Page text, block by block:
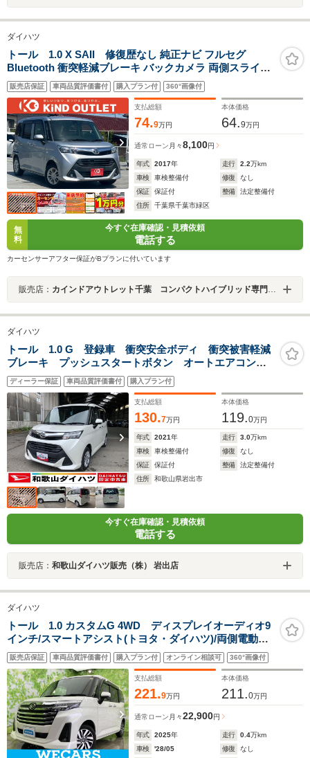
ダイハツ
トール 1.0 X SAII 修復歴なし 純正ナビ フルセグ
Bluetooth 衝突軽減ブレーキ バックカメラ 両側スライド
片側パワースライドドア スマートキー プッシュスタート
ETC アイドリングストップ 整備保証付
販売店保証 車両品質評価書付 購入プラン付 360°画像付
支払総額
74.9万円
本体価格
64.9万円
通常ローン 月々8,100円
年式 2017年 走行 2.2万km
車検
車検整備付 修復
なし
保証
保証付 整備
法定整備付
住所
千葉県千葉市緑区
無
料
今すぐ在庫確認・見積依頼
電話する
カーセンサーアフター保証がBプランに付いています
販売店： カインドアウトレット千葉 コンパクトハイブリッド専門店 ルーミー／シエンタ／ソリオ／プリウス
ダイハツ
トール 1.0 G 登録車 衝突安全ボディ 衝突被害軽減
ブレーキ プッシュスタートボタン オートエアコン
純正9インチナビ パノラマモニター ドライブレコーダ
ー シートヒーター 両側パワースライドドア LEDヘ
ッドランプ
ディーラー保証 車両品質評価書付 購入プラン付
支払総額
130.7万円
本体価格
119.0万円
年式 2021年 走行 3.0万km
車検
車検整備付 修復
なし
保証
保証付 整備
法定整備付
住所
和歌山県岩出市
今すぐ在庫確認・見積依頼
電話する
販売店： 和歌山ダイハツ販売（株） 岩出店
ダイハツ
トール 1.0 カスタムG 4WD ディスプレイオーディオ9
インチ/スマートアシスト(トヨタ・ダイハツ)/両側電動ス
ライドドア/パノラマモニター/ドライブレコーダー 前後/
ヘッドランプ LED/USBジャック/ETC
販売店保証 車両品質評価書付 購入プラン付 オンライン相談可 360°画像付
支払総額
221.9万円
本体価格
211.0万円
通常ローン 月々22,900円
年式 2025年 走行 0.4万km
車検
'28/05 修復 なし